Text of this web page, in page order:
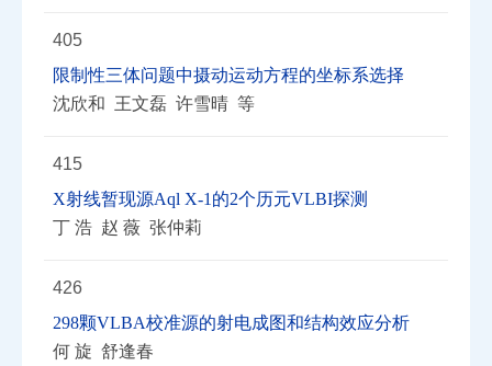
405
限制性三体问题中摄动运动方程的坐标系选择
沈欣和 王文磊 许雪晴 等
415
X射线暂现源Aql X-1的2个历元VLBI探测
丁 浩 赵 薇 张仲莉
426
298颗VLBA校准源的射电成图和结构效应分析
何 旋 舒逢春